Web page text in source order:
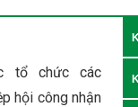
tổ chức các
hội công nhận